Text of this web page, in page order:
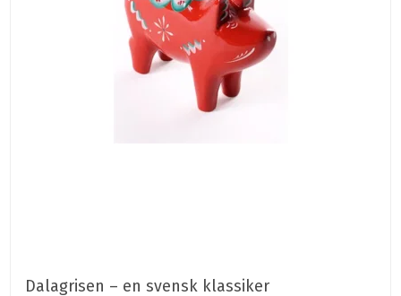
Dalagrisen – en svensk klassiker